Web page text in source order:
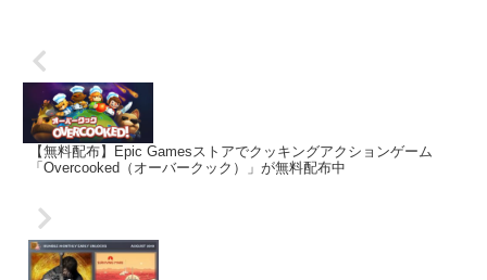
【無料配布】Epic Gamesストアでクッキングアクションゲーム
「Overcooked（オーバークック）」が無料配布中